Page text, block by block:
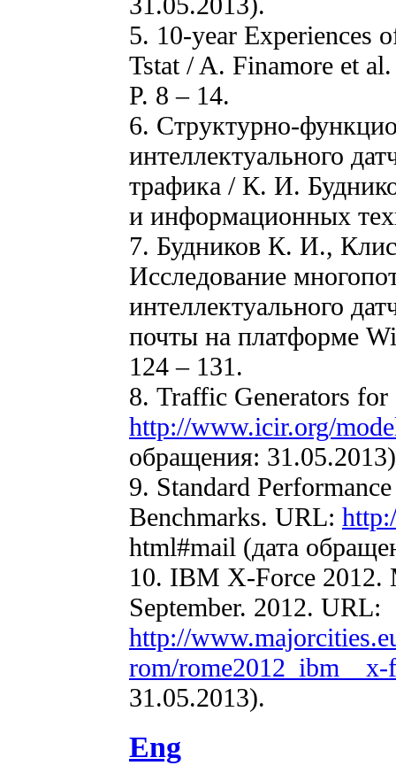
5. 10-year Experiences
Tstat / A. Finamore et
P. 8 – 14.
6. Структурно-
интеллектуального
трафика / К. И.
и информационных
7. Будников К. И.,
Исследование
интеллектуального
почты на платформе
124 – 131.
8. Traffic Generators
http://www.icir.org/
обращения:
9. Standard
Benchmarks. URL:
html#mail (дата
10. IBM X-Force 2012.
September. 2012. URL:
http://
rom/
31.05.2013).
Eng